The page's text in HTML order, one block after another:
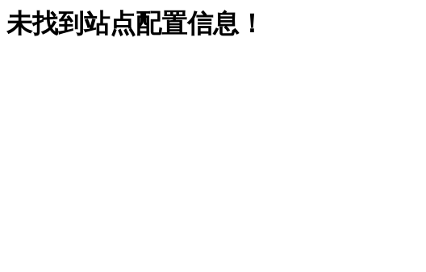
未找到站点配置信息！